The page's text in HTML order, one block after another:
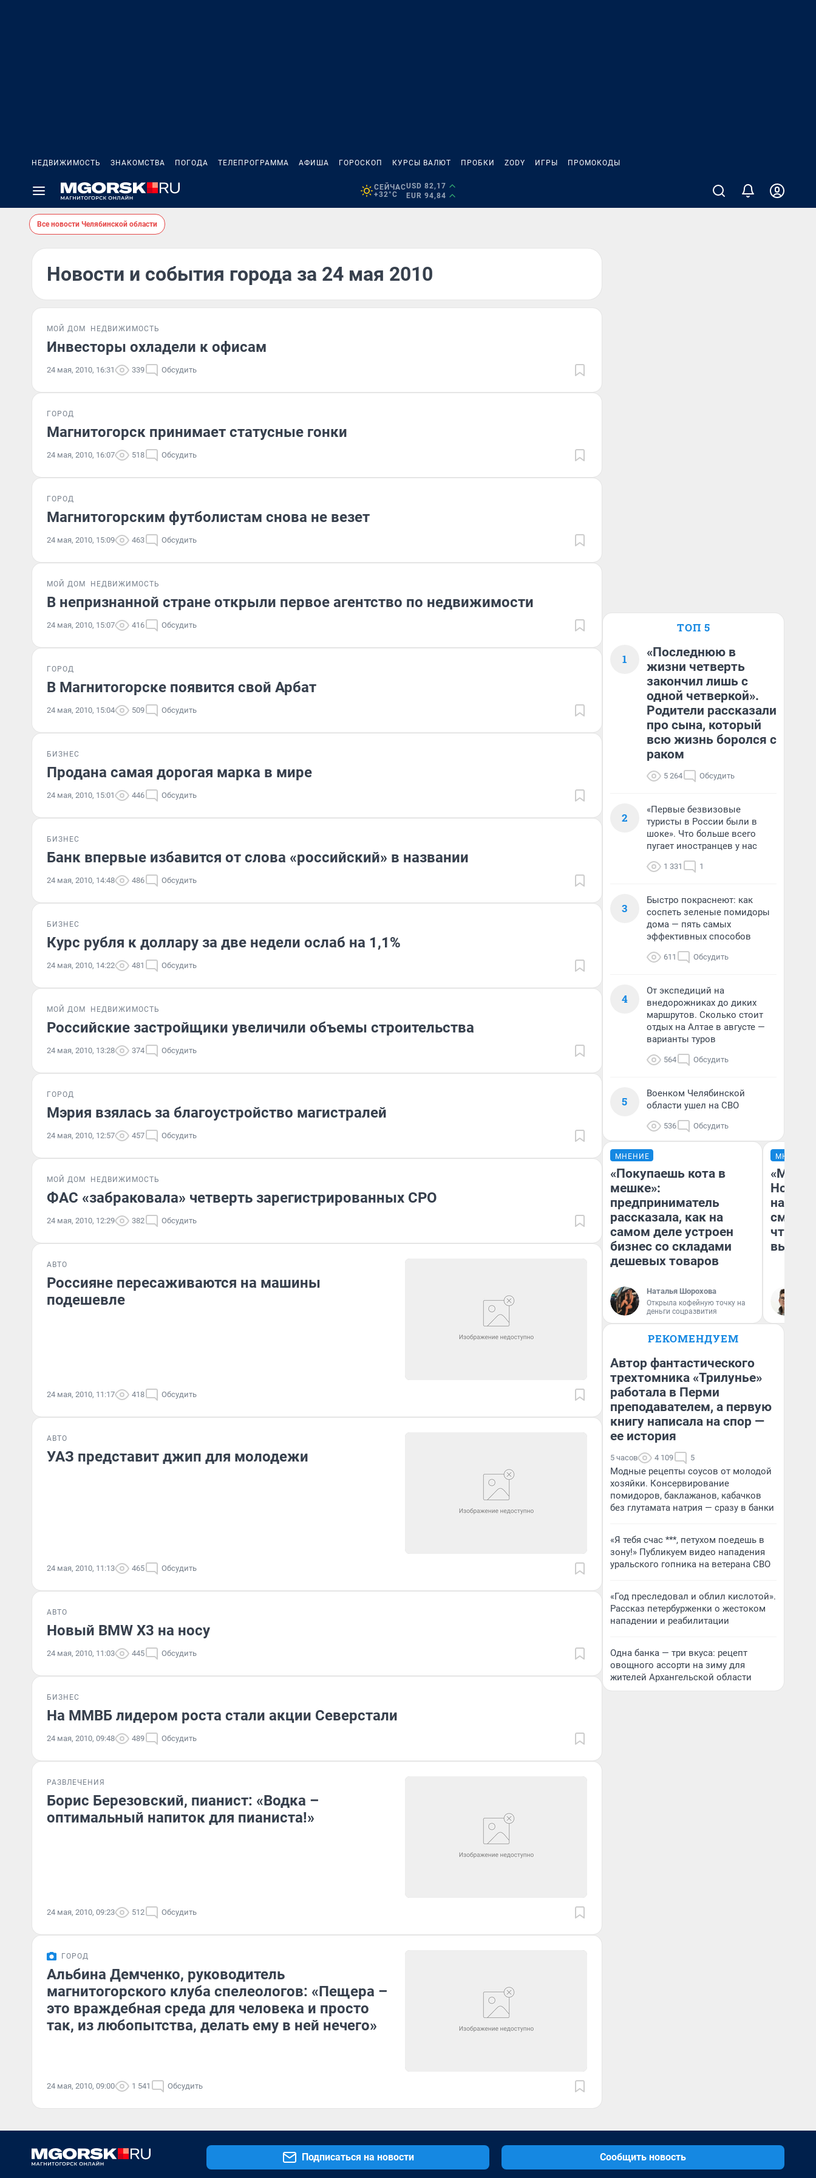
НЕДВИЖИМОСТЬ ЗНАКОМСТВА ПОГОДА ТЕЛЕПРОГРАММА АФИША ГОРОСКОП КУРСЫ ВАЛЮТ ПРОБКИ ZODY ИГРЫ ПРОМОКОДЫ
СЕЙЧАС
+32°C
USD 82,17
EUR 94,84
Все новости Челябинской области
Новости и события города за 24 мая 2010
МОЙ ДОМ НЕДВИЖИМОСТЬ
Инвесторы охладели к офисам
24 мая, 2010, 16:31 339 Обсудить
ГОРОД
Магнитогорск принимает статусные гонки
24 мая, 2010, 16:07 518 Обсудить
ГОРОД
Магнитогорским футболистам снова не везет
24 мая, 2010, 15:09 463 Обсудить
МОЙ ДОМ НЕДВИЖИМОСТЬ
В непризнанной стране открыли первое агентство по недвижимости
24 мая, 2010, 15:07 416 Обсудить
ГОРОД
В Магнитогорске появится свой Арбат
24 мая, 2010, 15:04 509 Обсудить
БИЗНЕС
Продана самая дорогая марка в мире
24 мая, 2010, 15:01 446 Обсудить
БИЗНЕС
Банк впервые избавится от слова «российский» в названии
24 мая, 2010, 14:48 486 Обсудить
БИЗНЕС
Курс рубля к доллару за две недели ослаб на 1,1%
24 мая, 2010, 14:22 481 Обсудить
МОЙ ДОМ НЕДВИЖИМОСТЬ
Российские застройщики увеличили объемы строительства
24 мая, 2010, 13:28 374 Обсудить
ГОРОД
Мэрия взялась за благоустройство магистралей
24 мая, 2010, 12:57 457 Обсудить
МОЙ ДОМ НЕДВИЖИМОСТЬ
ФАС «забраковала» четверть зарегистрированных СРО
24 мая, 2010, 12:29 382 Обсудить
АВТО
Россияне пересаживаются на машины
подешевле
24 мая, 2010, 11:17 418 Обсудить
АВТО
УАЗ представит джип для молодежи
24 мая, 2010, 11:13 465 Обсудить
АВТО
Новый BMW X3 на носу
24 мая, 2010, 11:03 445 Обсудить
БИЗНЕС
На ММВБ лидером роста стали акции Северстали
24 мая, 2010, 09:48 489 Обсудить
РАЗВЛЕЧЕНИЯ
Борис Березовский, пианист: «Водка –
оптимальный напиток для пианиста!»
24 мая, 2010, 09:23 512 Обсудить
ГОРОД
Альбина Демченко, руководитель
магнитогорского клуба спелеологов: «Пещера –
это враждебная среда для человека и просто
так, из любопытства, делать ему в ней нечего»
24 мая, 2010, 09:00 1 541 Обсудить
ТОП 5
1
«Последнюю в
жизни четверть
закончил лишь с
одной четверкой».
Родители рассказали
про сына, который
всю жизнь боролся с
раком
5 264 Обсудить
2
«Первые безвизовые
туристы в России были в
шоке». Что больше всего
пугает иностранцев у нас
1 331 1
3
Быстро покраснеют: как
соспеть зеленые помидоры
дома — пять самых
эффективных способов
611 Обсудить
4
От экспедиций на
внедорожниках до диких
маршрутов. Сколько стоит
отдых на Алтае в августе —
варианты туров
564 Обсудить
5
Военком Челябинской
области ушел на СВО
536 Обсудить
МНЕНИЕ
«Покупаешь кота в
мешке»:
предприниматель
рассказала, как на
самом деле устроен
бизнес со складами
дешевых товаров
Наталья Шорохова
Открыла кофейную точку на
деньги соцразвития
МНЕНИЕ
«Мы
чтобы
РЕКОМЕНДУЕМ
Автор фантастического
трехтомника «Трилунье»
работала в Перми
преподавателем, а первую
книгу написала на спор —
ее история
5 часов 4 109 5
Модные рецепты соусов от молодой
хозяйки. Консервирование
помидоров, баклажанов, кабачков
без глутамата натрия — сразу в банки
«Я тебя счас ***, петухом поедешь в
зону!» Публикуем видео нападения
уральского гопника на ветерана СВО
«Год преследовал и облил кислотой».
Рассказ петербурженки о жестоком
нападении и реабилитации
Одна банка — три вкуса: рецепт
овощного ассорти на зиму для
жителей Архангельской области
Подписаться на новости Сообщить новость